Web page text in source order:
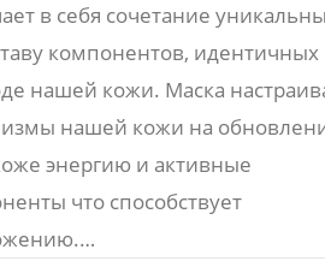
в себя сочетание
компонентов, идентичных
нашей кожи. Маска
нашей кожи на
энергию и активные
что способствует